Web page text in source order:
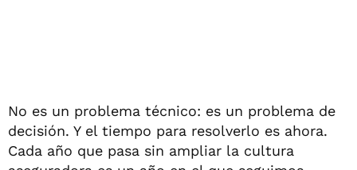
No es un problema técnico: es un problema de
decisión. Y el tiempo para resolverlo es ahora.
Cada año que pasa sin ampliar la cultura